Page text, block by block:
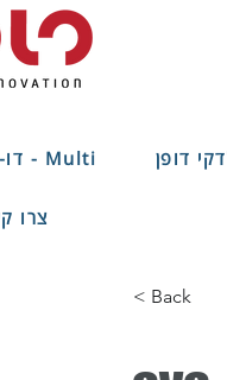
Multi - דו-קומפוננטית
צרו
< Back